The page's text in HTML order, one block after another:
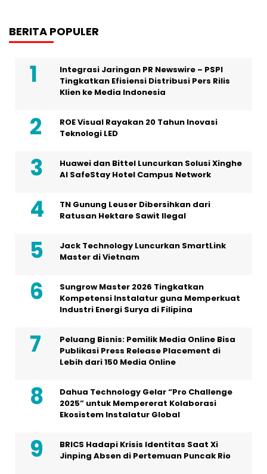
BERITA POPULER
Integrasi Jaringan PR Newswire – PSPI
Tingkatkan Efisiensi Distribusi Pers Rilis
Klien ke Media Indonesia
ROE Visual Rayakan 20 Tahun Inovasi
Teknologi LED
Huawei dan Bittel Luncurkan Solusi Xinghe
Al SafeStay Hotel Campus Network
TN Gunung Leuser Dibersihkan dari
Ratusan Hektare Sawit Ilegal
Jack Technology Luncurkan SmartLink
Master di Vietnam
Sungrow Master 2026 Tingkatkan
Kompetensi Instalatur guna Memperkuat
Industri Energi Surya di Filipina
Peluang Bisnis: Pemilik Media Online Bisa
Publikasi Press Release Placement di
Lebih dari 150 Media Online
Dahua Technology Gelar “Pro Challenge
2025” untuk Mempererat Kolaborasi
Ekosistem Instalatur Global
BRICS Hadapi Krisis Identitas Saat Xi
Jinping Absen di Pertemuan Puncak Rio